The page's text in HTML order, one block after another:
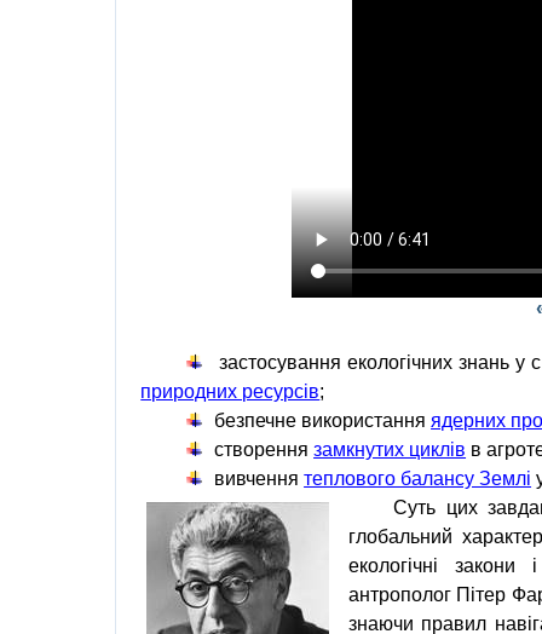
застосування екологічних знань у
природних ресурсів;
безпечне використання ядерних
створеннязамкнутих циклів в
вивченнятеплового балансу Землі
Суть цих
глобальний
екологічні закони
антропологПітер
знаючи правил